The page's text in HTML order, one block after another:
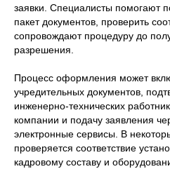
заявки. Специалисты помогают
пакет документов, проверить
сопровождают процедуру до
разрешения.
Процесс оформления может
учредительных документов,
инженерно-технических
компании и подачу заявления
электронные сервисы. В
проверяется соответствие
кадровому составу и